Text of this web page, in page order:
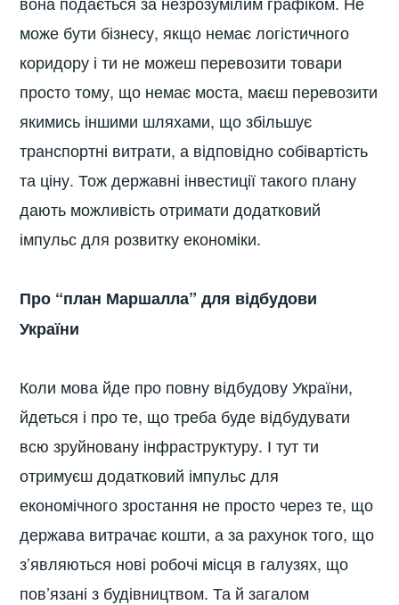
може бути бізнесу, якщо немає логістичного
коридору і ти не можеш перевозити товари
просто тому, що немає моста, маєш перевозити
якимись іншими шляхами, що збільшує
транспортні витрати, а відповідно собівартість
та ціну. Тож державні інвестиції такого плану
дають можливість отримати додатковий
імпульс для розвитку економіки.
Про “план Маршалла” для відбудови
України
Коли мова йде про повну відбудову України,
йдеться і про те, що треба буде відбудувати
всю зруйновану інфраструктуру. І тут ти
отримуєш додатковий імпульс для
економічного зростання не просто через те, що
держава витрачає кошти, а за рахунок того, що
з’являються нові робочі місця в галузях, що
пов’язані з будівництвом. Та й загалом